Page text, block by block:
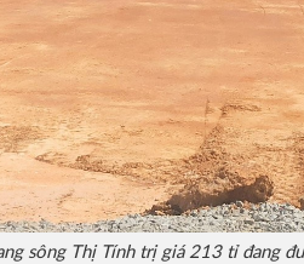
sông Thị Tính trị giá 213 tỉ đang